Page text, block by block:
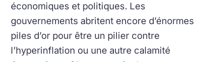
économiques et politiques. Les
gouvernements abritent encore d’énormes
piles d’or pour être un pilier contre
l’hyperinflation ou une autre calamité